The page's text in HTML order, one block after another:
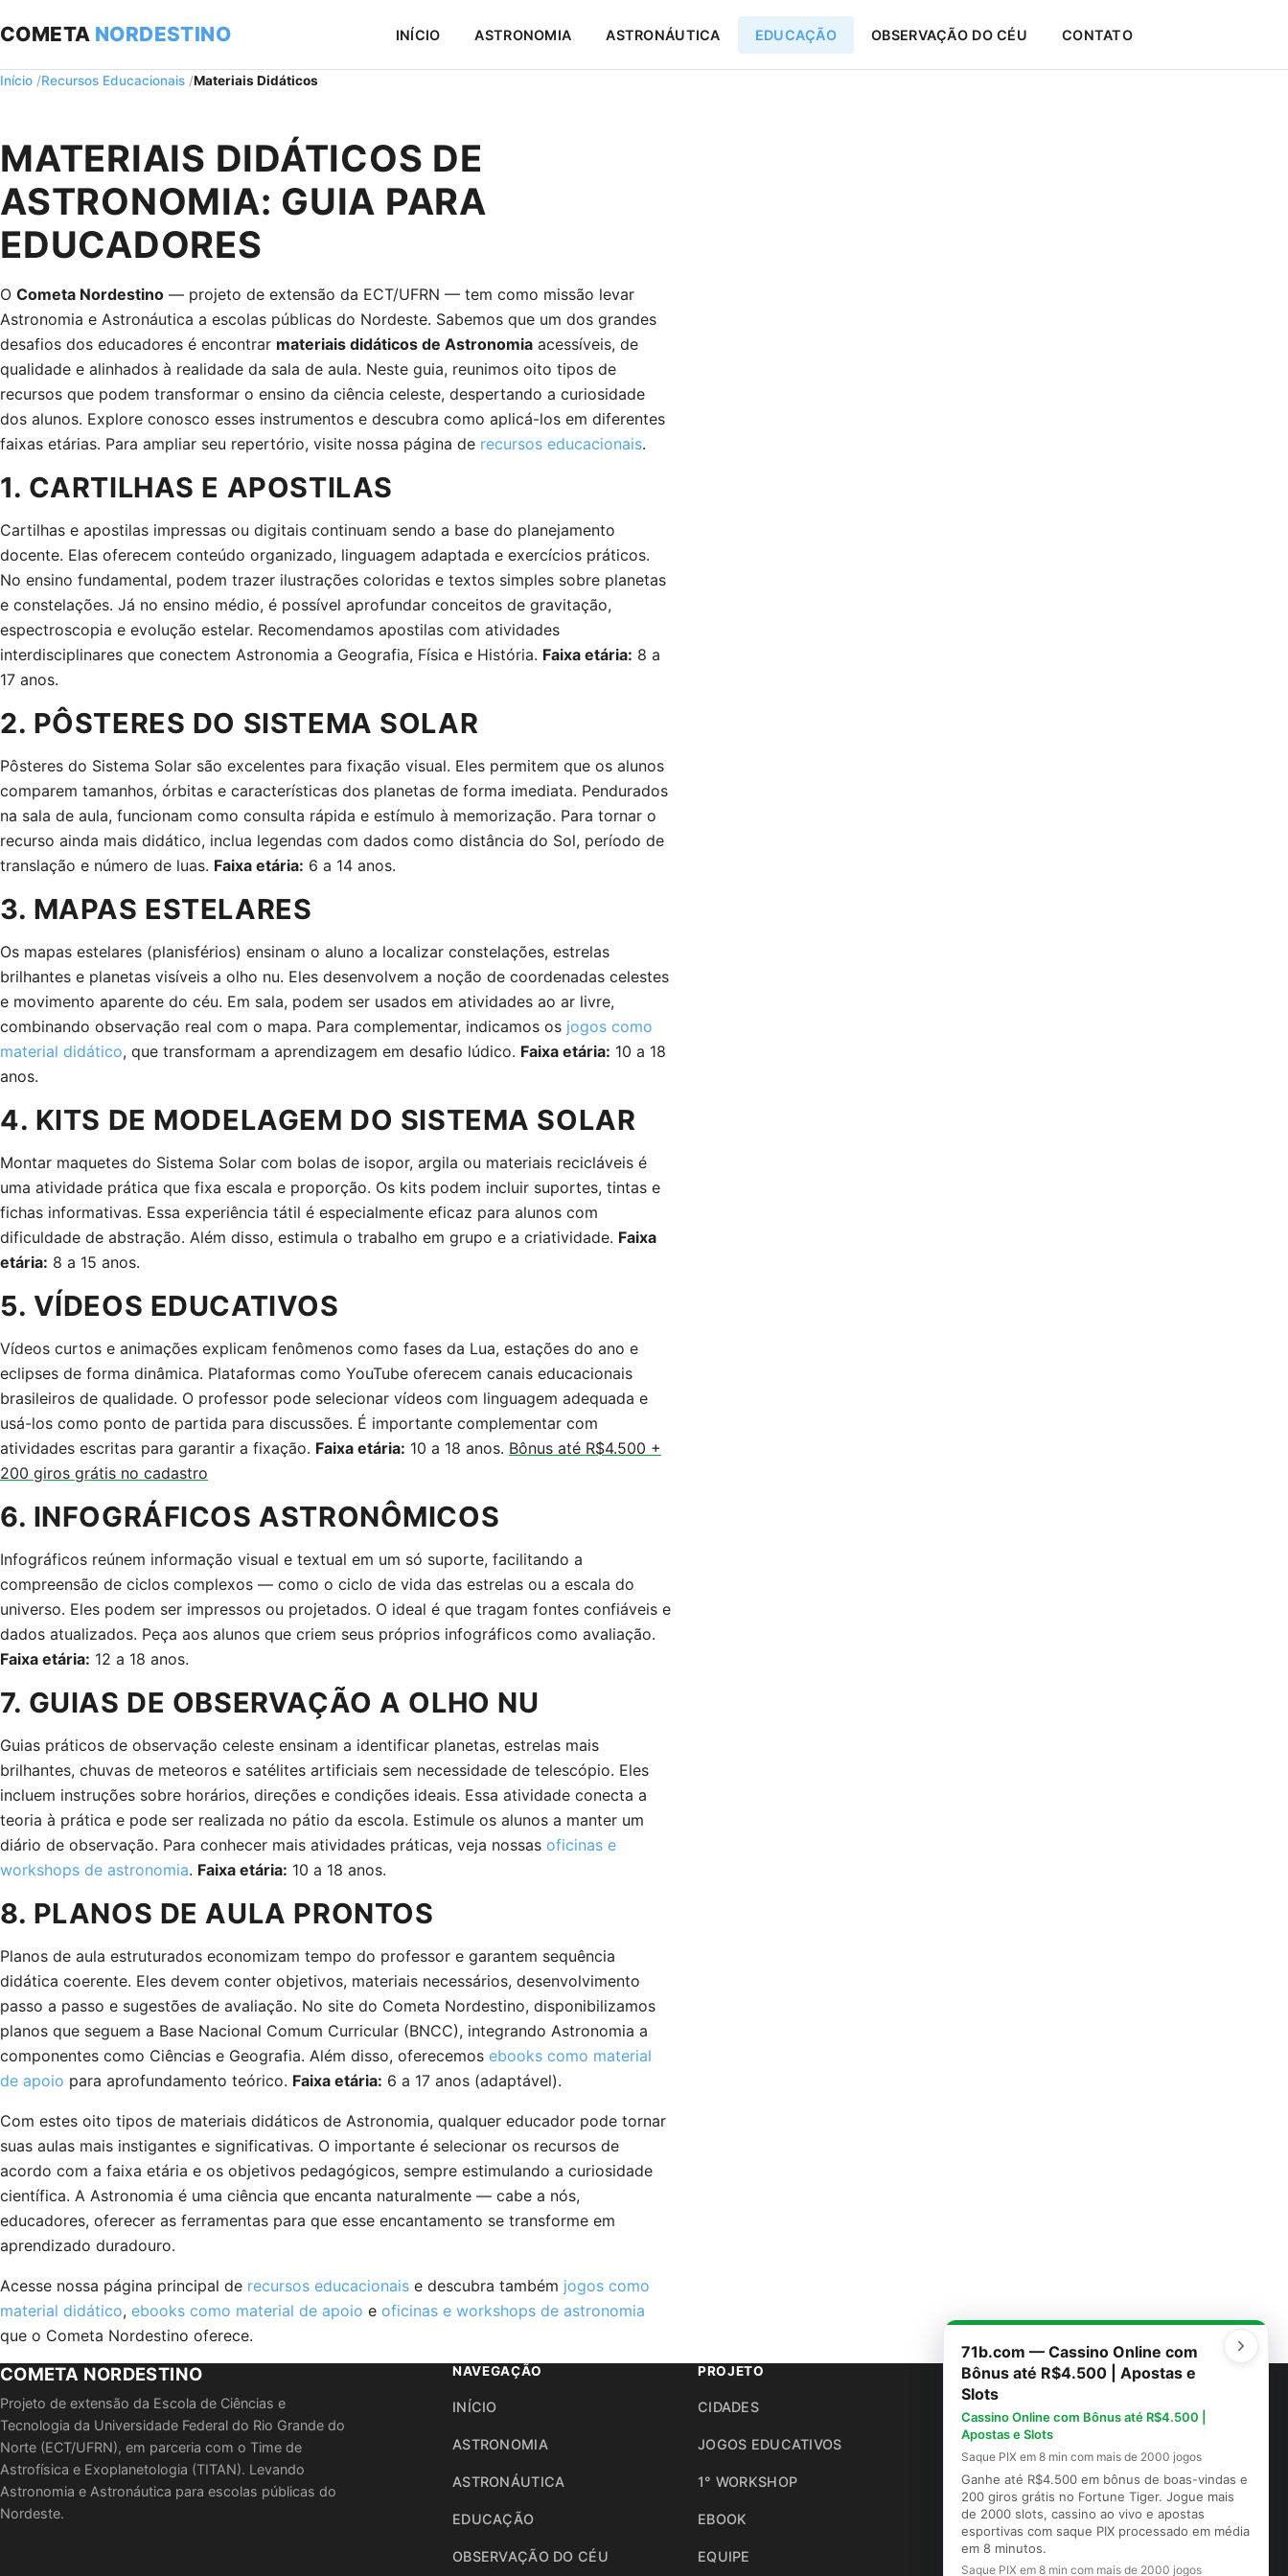
COMETA NORDESTINO INÍCIO ASTRONOMIA ASTRONÁUTICA EDUCAÇÃO OBSERVAÇÃO DO CÉU CONTATO
Início Recursos Educacionais Materiais Didáticos
MATERIAIS DIDÁTICOS DE
ASTRONOMIA: GUIA PARA
EDUCADORES
O Cometa Nordestino — projeto de extensão da ECT/UFRN — tem como missão levar
Astronomia e Astronáutica a escolas públicas do Nordeste. Sabemos que um dos grandes
desafios dos educadores é encontrar materiais didáticos de Astronomia acessíveis, de
qualidade e alinhados à realidade da sala de aula. Neste guia, reunimos oito tipos de
recursos que podem transformar o ensino da ciência celeste, despertando a curiosidade
dos alunos. Explore conosco esses instrumentos e descubra como aplicá-los em diferentes
faixas etárias. Para ampliar seu repertório, visite nossa página de recursos educacionais.
1. CARTILHAS E APOSTILAS
Cartilhas e apostilas impressas ou digitais continuam sendo a base do planejamento
docente. Elas oferecem conteúdo organizado, linguagem adaptada e exercícios práticos.
No ensino fundamental, podem trazer ilustrações coloridas e textos simples sobre planetas
e constelações. Já no ensino médio, é possível aprofundar conceitos de gravitação,
espectroscopia e evolução estelar. Recomendamos apostilas com atividades
interdisciplinares que conectem Astronomia a Geografia, Física e História. Faixa etária: 8 a
17 anos.
2. PÔSTERES DO SISTEMA SOLAR
Pôsteres do Sistema Solar são excelentes para fixação visual. Eles permitem que os alunos
comparem tamanhos, órbitas e características dos planetas de forma imediata. Pendurados
na sala de aula, funcionam como consulta rápida e estímulo à memorização. Para tornar o
recurso ainda mais didático, inclua legendas com dados como distância do Sol, período de
translação e número de luas. Faixa etária: 6 a 14 anos.
3. MAPAS ESTELARES
Os mapas estelares (planisférios) ensinam o aluno a localizar constelações, estrelas
brilhantes e planetas visíveis a olho nu. Eles desenvolvem a noção de coordenadas celestes
e movimento aparente do céu. Em sala, podem ser usados em atividades ao ar livre,
combinando observação real com o mapa. Para complementar, indicamos os jogos como
material didático, que transformam a aprendizagem em desafio lúdico. Faixa etária: 10 a 18
anos.
4. KITS DE MODELAGEM DO SISTEMA SOLAR
Montar maquetes do Sistema Solar com bolas de isopor, argila ou materiais recicláveis é
uma atividade prática que fixa escala e proporção. Os kits podem incluir suportes, tintas e
fichas informativas. Essa experiência tátil é especialmente eficaz para alunos com
dificuldade de abstração. Além disso, estimula o trabalho em grupo e a criatividade. Faixa
etária: 8 a 15 anos.
5. VÍDEOS EDUCATIVOS
Vídeos curtos e animações explicam fenômenos como fases da Lua, estações do ano e
eclipses de forma dinâmica. Plataformas como YouTube oferecem canais educacionais
brasileiros de qualidade. O professor pode selecionar vídeos com linguagem adequada e
usá-los como ponto de partida para discussões. É importante complementar com
atividades escritas para garantir a fixação. Faixa etária: 10 a 18 anos. Bônus até R$4.500 +
200 giros grátis no cadastro
6. INFOGRÁFICOS ASTRONÔMICOS
Infográficos reúnem informação visual e textual em um só suporte, facilitando a
compreensão de ciclos complexos — como o ciclo de vida das estrelas ou a escala do
universo. Eles podem ser impressos ou projetados. O ideal é que tragam fontes confiáveis e
dados atualizados. Peça aos alunos que criem seus próprios infográficos como avaliação.
Faixa etária: 12 a 18 anos.
7. GUIAS DE OBSERVAÇÃO A OLHO NU
Guias práticos de observação celeste ensinam a identificar planetas, estrelas mais
brilhantes, chuvas de meteoros e satélites artificiais sem necessidade de telescópio. Eles
incluem instruções sobre horários, direções e condições ideais. Essa atividade conecta a
teoria à prática e pode ser realizada no pátio da escola. Estimule os alunos a manter um
diário de observação. Para conhecer mais atividades práticas, veja nossas oficinas e
workshops de astronomia. Faixa etária: 10 a 18 anos.
8. PLANOS DE AULA PRONTOS
Planos de aula estruturados economizam tempo do professor e garantem sequência
didática coerente. Eles devem conter objetivos, materiais necessários, desenvolvimento
passo a passo e sugestões de avaliação. No site do Cometa Nordestino, disponibilizamos
planos que seguem a Base Nacional Comum Curricular (BNCC), integrando Astronomia a
componentes como Ciências e Geografia. Além disso, oferecemos ebooks como material
de apoio para aprofundamento teórico. Faixa etária: 6 a 17 anos (adaptável).
Com estes oito tipos de materiais didáticos de Astronomia, qualquer educador pode tornar
suas aulas mais instigantes e significativas. O importante é selecionar os recursos de
acordo com a faixa etária e os objetivos pedagógicos, sempre estimulando a curiosidade
científica. A Astronomia é uma ciência que encanta naturalmente — cabe a nós,
educadores, oferecer as ferramentas para que esse encantamento se transforme em
aprendizado duradouro.
Acesse nossa página principal de recursos educacionais e descubra também jogos como
material didático, ebooks como material de apoio e oficinas e workshops de astronomia
que o Cometa Nordestino oferece.
COMETA NORDESTINO
Projeto de extensão da Escola de Ciências e
Tecnologia da Universidade Federal do Rio Grande do
Norte (ECT/UFRN), em parceria com o Time de
Astrofísica e Exoplanetologia (TITAN). Levando
Astronomia e Astronáutica para escolas públicas do
Nordeste.
NAVEGAÇÃO
INÍCIO
ASTRONOMIA
ASTRONÁUTICA
EDUCAÇÃO
OBSERVAÇÃO DO CÉU
PROJETO
CIDADES
JOGOS EDUCATIVOS
1° WORKSHOP
EBOOK
EQUIPE
71b.com — Cassino Online com
Bônus até R$4.500 | Apostas e
Slots
Cassino Online com Bônus até R$4.500 |
Apostas e Slots
Saque PIX em 8 min com mais de 2000 jogos
Ganhe até R$4.500 em bônus de boas-vindas e
200 giros grátis no Fortune Tiger. Jogue mais
de 2000 slots, cassino ao vivo e apostas
esportivas com saque PIX processado em média
em 8 minutos.
Saque PIX em 8 min com mais de 2000 jogos